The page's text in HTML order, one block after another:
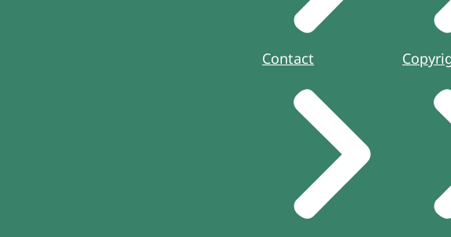
Contact